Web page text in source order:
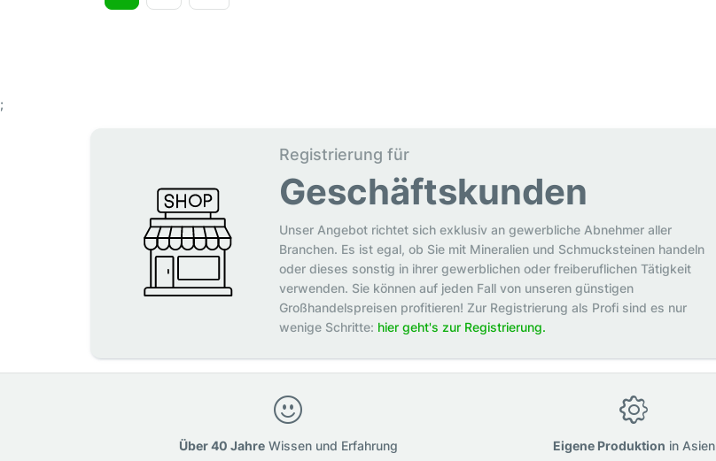
;
Registrierung für
Geschäftskunden
Unser Angebot richtet sich exklusiv an gewerbliche Abnehmer aller
Branchen. Es ist egal, ob Sie mit Mineralien und Schmucksteinen handeln
oder dieses sonstig in ihrer gewerblichen oder freiberuflichen Tätigkeit
verwenden. Sie können auf jeden Fall von unseren günstigen
Großhandelspreisen profitieren! Zur Registrierung als Profi sind es nur
wenige Schritte: hier geht's zur Registrierung.
Über 40 JahreWissen und Erfahrung Eigene Produktion in Asien